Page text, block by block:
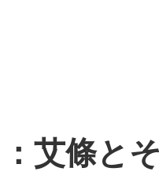
艾條と